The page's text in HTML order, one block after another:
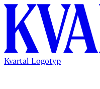
Kvartal Logotyp